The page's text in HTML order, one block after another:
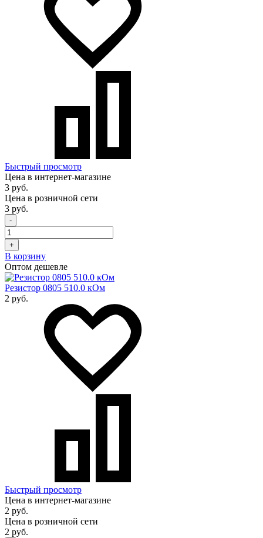
Быстрый просмотр
Цена в интернет-магазине
3 руб.
Цена в розничной сети
3 руб.
-
+
В корзину
Оптом дешевле
Резистор 0805 510.0 кОм
2 руб.
Быстрый просмотр
Цена в интернет-магазине
2 руб.
Цена в розничной сети
2 руб.